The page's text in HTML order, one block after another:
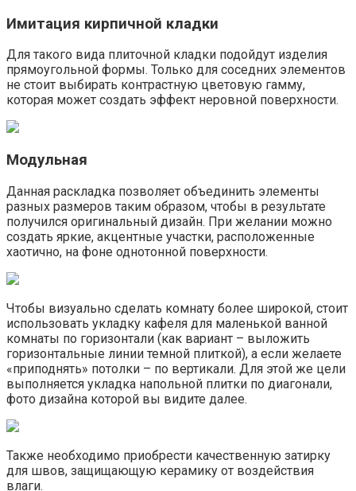
Имитация кирпичной кладки
Для такого вида плиточной кладки подойдут изделия
прямоугольной формы. Только для соседних элементов
не стоит выбирать контрастную цветовую гамму,
которая может создать эффект неровной поверхности.
Модульная
Данная раскладка позволяет объединить элементы
разных размеров таким образом, чтобы в результате
получился оригинальный дизайн. При желании можно
создать яркие, акцентные участки, расположенные
хаотично, на фоне однотонной поверхности.
Чтобы визуально сделать комнату более широкой, стоит
использовать укладку кафеля для маленькой ванной
комнаты по горизонтали (как вариант – выложить
горизонтальные линии темной плиткой), а если желаете
«приподнять» потолки – по вертикали. Для этой же цели
выполняется укладка напольной плитки по диагонали,
фото дизайна которой вы видите далее.
Также необходимо приобрести качественную затирку
для швов, защищающую керамику от воздействия
влаги.